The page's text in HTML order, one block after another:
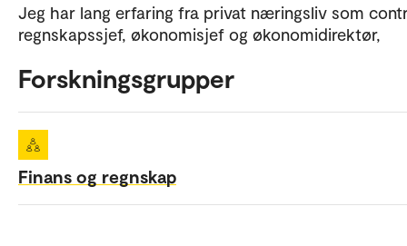
Jeg har lang erfaring fra privat næringsliv som
regnskapssjef, økonomisjef og økonomidirektør,
Forskningsgrupper
Finans og regnskap